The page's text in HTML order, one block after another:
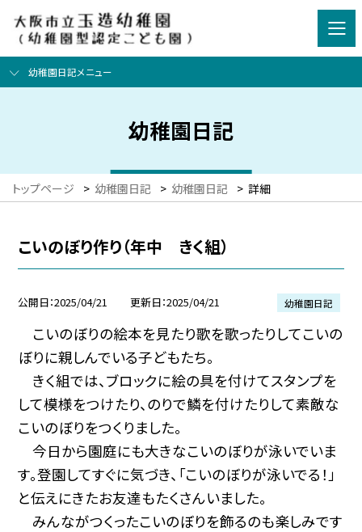
幼稚園日記メニュー
幼稚園日記
トップページ > 幼稚園日記 > 幼稚園日記 > 詳細
こいのぼり作り（年中 きく組）
公開日 2025/04/21 更新日 2025/04/21 幼稚園日記
こいのぼりの絵本を見たり歌を歌ったりしてこいの
ぼりに親しんでいる子どもたち。
きく組では、ブロックに絵の具を付けてスタンプを
して模様をつけたり、のりで鱗を付けたりして素敵な
こいのぼりをつくりました。
今日から園庭にも大きなこいのぼりが泳いでいま
す。登園してすぐに気づき、「こいのぼりが泳いでる！」
と伝えにきたお友達もたくさんいました。
みんながつくったこいのぼりを飾るのも楽しみです